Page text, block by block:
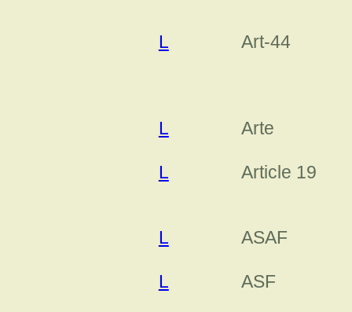
L Art-44
L Arte
L Article 19
L ASAF
L ASF